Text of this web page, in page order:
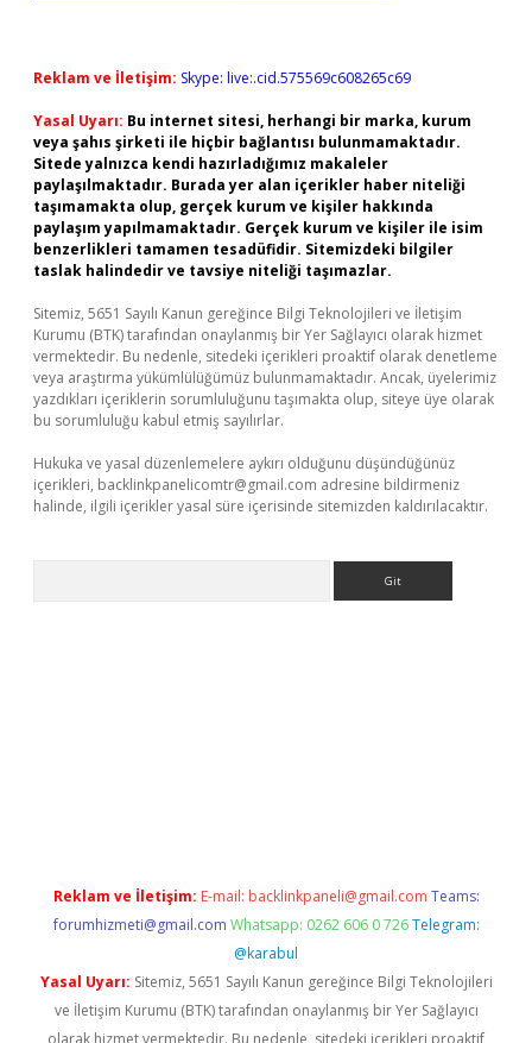
Reklam ve İletişim: Skype: live:.cid.575569c608265c69
Yasal Uyarı: Bu internet sitesi, herhangi bir marka, kurum
veya şahıs şirketi ile hiçbir bağlantısı bulunmamaktadır.
Sitede yalnızca kendi hazırladığımız makaleler
paylaşılmaktadır. Burada yer alan içerikler haber niteliği
taşımamakta olup, gerçek kurum ve kişiler hakkında
paylaşım yapılmamaktadır. Gerçek kurum ve kişiler ile isim
benzerlikleri tamamen tesadüfidir. Sitemizdeki bilgiler
taslak halindedir ve tavsiye niteliği taşımazlar.
Sitemiz, 5651 Sayılı Kanun gereğince Bilgi Teknolojileri ve İletişim
Kurumu (BTK) tarafından onaylanmış bir Yer Sağlayıcı olarak hizmet
vermektedir. Bu nedenle, sitedeki içerikleri proaktif olarak denetleme
veya araştırma yükümlülüğümüz bulunmamaktadır. Ancak, üyelerimiz
yazdıkları içeriklerin sorumluluğunu taşımakta olup, siteye üye olarak
bu sorumluluğu kabul etmiş sayılırlar.
Hukuka ve yasal düzenlemelere aykırı olduğunu düşündüğünüz
içerikleri, backlinkpanelicomtr@gmail.com adresine bildirmeniz
halinde, ilgili içerikler yasal süre içerisinde sitemizden kaldırılacaktır.
Reklam ve İletişim: E-mail: backlinkpaneli@gmail.com Teams:
forumhizmeti@gmail.com Whatsapp: 0262 606 0 726 Telegram:
@karabul
Yasal Uyarı: Sitemiz, 5651 Sayılı Kanun gereğince Bilgi Teknolojileri
ve İletişim Kurumu (BTK) tarafından onaylanmış bir Yer Sağlayıcı
olarak hizmet vermektedir. Bu nedenle, sitedeki içerikleri proaktif